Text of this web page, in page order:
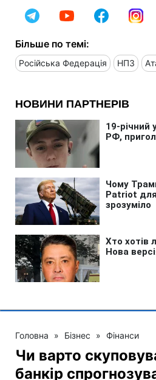
Більше по темі:
Російська Федерація НПЗ
Головна » Бізнес » Фінанси
Чи варто
банкір